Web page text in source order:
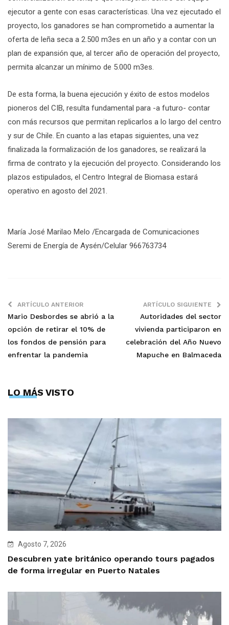
ejecutor a gente con esas características. Una vez ejecutado el
proyecto, los ganadores se han comprometido a aumentar la
oferta de leña seca a 2.500 m3es en un año y a contar con un
plan de expansión que, al tercer año de operación del proyecto,
permita alcanzar un mínimo de 5.000 m3es.
De esta forma, la buena ejecución y éxito de estos modelos
pioneros del CIB, resulta fundamental para -a futuro- contar
con más recursos que permitan replicarlos a lo largo del centro
y sur de Chile. En cuanto a las etapas siguientes, una vez
finalizada la formalización de los ganadores, se realizará la
firma de contrato y la ejecución del proyecto. Considerando los
plazos estipulados, el Centro Integral de Biomasa estará
operativo en agosto del 2021.
María José Marilao Melo /Encargada de Comunicaciones
Seremi de Energía de Aysén/Celular 966763734
ARTÍCULO ANTERIOR
Mario Desbordes se abrió a la
opción de retirar el 10% de
los fondos de pensión para
enfrentar la pandemia
ARTÍCULO SIGUIENTE
Autoridades del sector
vivienda participaron en
celebración del Año Nuevo
Mapuche en Balmaceda
LO MÁS VISTO
Agosto 7, 2026
Descubren yate británico operando tours pagados
de forma irregular en Puerto Natales